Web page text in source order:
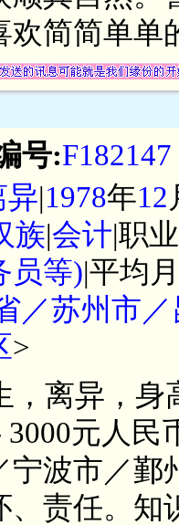
欢简简单
号:F182147
异|1978年12
族|会计|职
员等)|平均
／苏州市
>
，离异，
3000元人
宁波市／
、责任。知